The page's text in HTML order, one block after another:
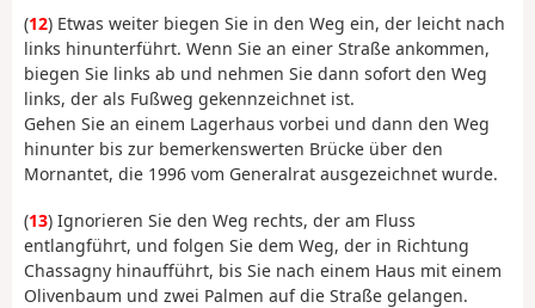
(12) Etwas weiter biegen Sie in den Weg ein, der leicht nach
links hinunterführt. Wenn Sie an einer Straße ankommen,
biegen Sie links ab und nehmen Sie dann sofort den Weg
links, der als Fußweg gekennzeichnet ist.
Gehen Sie an einem Lagerhaus vorbei und dann den Weg
hinunter bis zur bemerkenswerten Brücke über den
Mornantet, die 1996 vom Generalrat ausgezeichnet wurde.
(13) Ignorieren Sie den Weg rechts, der am Fluss
entlangführt, und folgen Sie dem Weg, der in Richtung
Chassagny hinaufführt, bis Sie nach einem Haus mit einem
Olivenbaum und zwei Palmen auf die Straße gelangen.